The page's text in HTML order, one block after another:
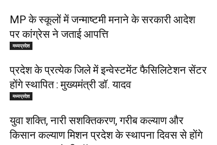
MP के स्कूलों में जन्माष्टमी मनाने के सरकारी आदेश
पर कांग्रेस ने जताई आपत्ति
मध्यप्रदेश
प्रदेश के प्रत्येक जिले में इन्वेस्टमेंट फैसिलिटेशन सेंटर
होंगे स्थापित : मुख्यमंत्री डॉ. यादव
मध्यप्रदेश
युवा शक्ति, नारी सशक्तिकरण, गरीब कल्याण और
किसान कल्याण मिशन प्रदेश के स्थापना दिवस से होंगे